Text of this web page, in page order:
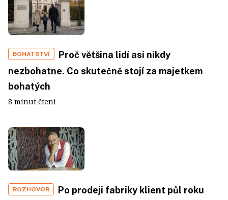
BOHATSTVÍ
Proč většina lidí asi nikdy
nezbohatne. Co skutečně stojí za majetkem
bohatých
8 minut čtení
ROZHOVOR
Po prodeji fabriky klient půl roku